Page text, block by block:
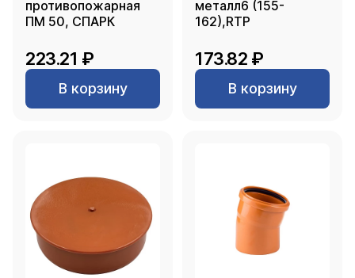
противопожарная
ПМ 50, СПАРК
223.21 ₽
В корзину
металл6 (155-
162),RTP
173.82 ₽
В корзину